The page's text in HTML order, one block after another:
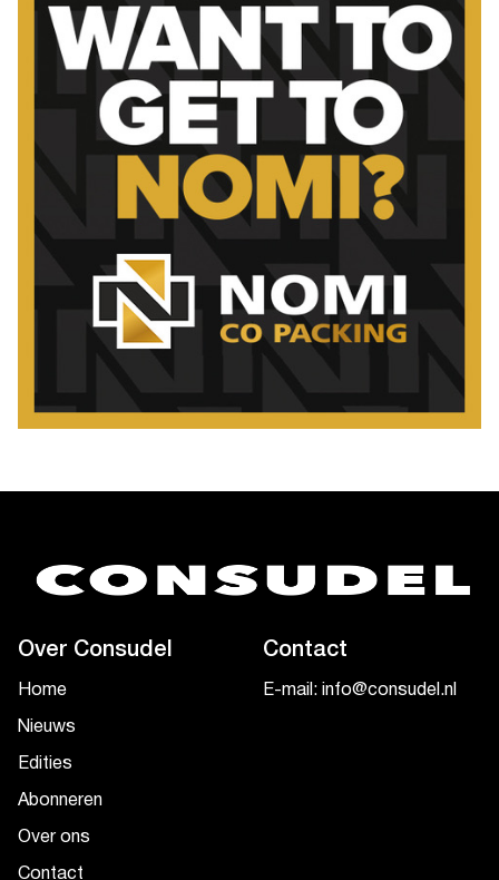
Over Consudel
Home
Nieuws
Edities
Abonneren
Over ons
Contact
Contact
E-mail: info@consudel.nl